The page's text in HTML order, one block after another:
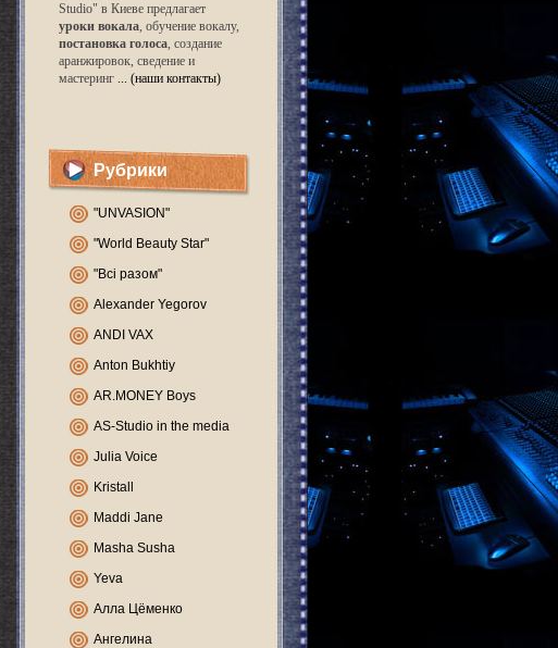
Studio" в Киеве предлагает
уроки вокала, обучение вокалу,
постановка голоса, создание
аранжировок, сведение и
мастеринг ... (наши контакты)
Рубрики
"UNVASION"
"World Beauty Star"
"Всі разом"
Alexander Yegorov
ANDI VAX
Anton Bukhtiy
AR.MONEY Boys
AS-Studio in the media
Julia Voice
Kristall
Maddi Jane
Masha Susha
Yeva
Алла Цёменко
Ангелина